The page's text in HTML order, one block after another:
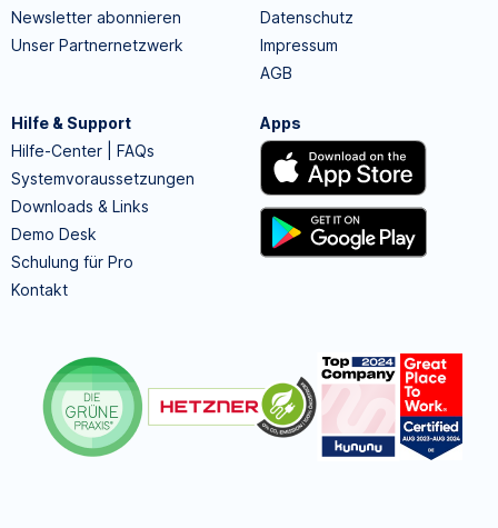
Newsletter abonnieren
Unser Partnernetzwerk
Datenschutz
Impressum
AGB
Hilfe & Support
Hilfe-Center | FAQs
Systemvoraussetzungen
Downloads & Links
Demo Desk
Schulung für Pro
Kontakt
Apps